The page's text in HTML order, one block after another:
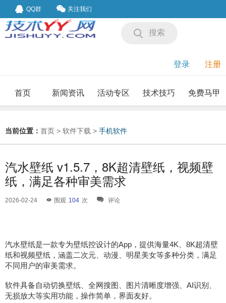
QQ群 关注我们
搜索
登录 注册
首页 新闻资讯 活动专区 技术技巧 免费马甲
当前位置： 首页 > 软件下载 > 手机软件
汽水壁纸 v1.5.7，8K超清壁纸，视频壁
纸，满足各种审美需求
2026-02-24 围观 104 次 评论
汽水壁纸是一款专为壁纸控设计的App，提供海量4K、8K超清壁
纸和视频壁纸，涵盖二次元、动漫、明星美女等多种分类，满足
不同用户的审美需求。
软件具备自动切换壁纸、全网搜图、图片清晰度增强、AI识别、
无损放大等实用功能，操作简单，界面友好。